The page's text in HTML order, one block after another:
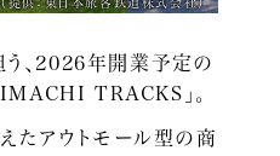
供：東日本旅客鉄道株式会社）
、 2026年開業予定の
TRACKS」。
たアウトモール型の商